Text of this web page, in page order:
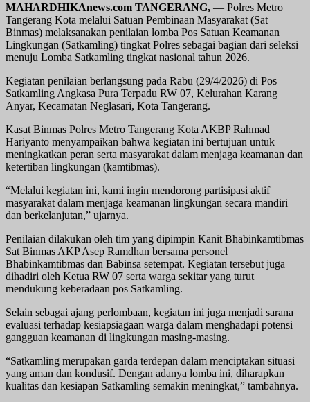
MAHARDHIKAnews.com TANGERANG, — Polres Metro
Tangerang Kota melalui Satuan Pembinaan Masyarakat (Sat
Binmas) melaksanakan penilaian lomba Pos Satuan Keamanan
Lingkungan (Satkamling) tingkat Polres sebagai bagian dari seleksi
menuju Lomba Satkamling tingkat nasional tahun 2026.
Kegiatan penilaian berlangsung pada Rabu (29/4/2026) di Pos
Satkamling Angkasa Pura Terpadu RW 07, Kelurahan Karang
Anyar, Kecamatan Neglasari, Kota Tangerang.
Kasat Binmas Polres Metro Tangerang Kota AKBP Rahmad
Hariyanto menyampaikan bahwa kegiatan ini bertujuan untuk
meningkatkan peran serta masyarakat dalam menjaga keamanan dan
ketertiban lingkungan (kamtibmas).
“Melalui kegiatan ini, kami ingin mendorong partisipasi aktif
masyarakat dalam menjaga keamanan lingkungan secara mandiri
dan berkelanjutan,” ujarnya.
Penilaian dilakukan oleh tim yang dipimpin Kanit Bhabinkamtibmas
Sat Binmas AKP Asep Ramdhan bersama personel
Bhabinkamtibmas dan Babinsa setempat. Kegiatan tersebut juga
dihadiri oleh Ketua RW 07 serta warga sekitar yang turut
mendukung keberadaan pos Satkamling.
Selain sebagai ajang perlombaan, kegiatan ini juga menjadi sarana
evaluasi terhadap kesiapsiagaan warga dalam menghadapi potensi
gangguan keamanan di lingkungan masing-masing.
“Satkamling merupakan garda terdepan dalam menciptakan situasi
yang aman dan kondusif. Dengan adanya lomba ini, diharapkan
kualitas dan kesiapan Satkamling semakin meningkat,” tambahnya.